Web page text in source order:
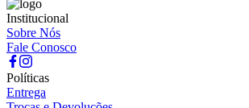
Institucional
Sobre Nós
Fale Conosco
Políticas
Entrega